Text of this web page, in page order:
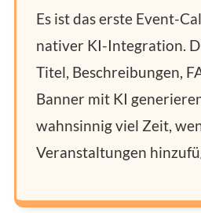
Es ist das erste Event-
nativer KI-Integration.
Titel, Beschreibungen,
Banner mit KI
wahnsinnig viel Zeit,
Veranstaltungen